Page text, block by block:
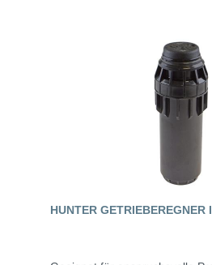
HUNTER GETRIEBEREGNER